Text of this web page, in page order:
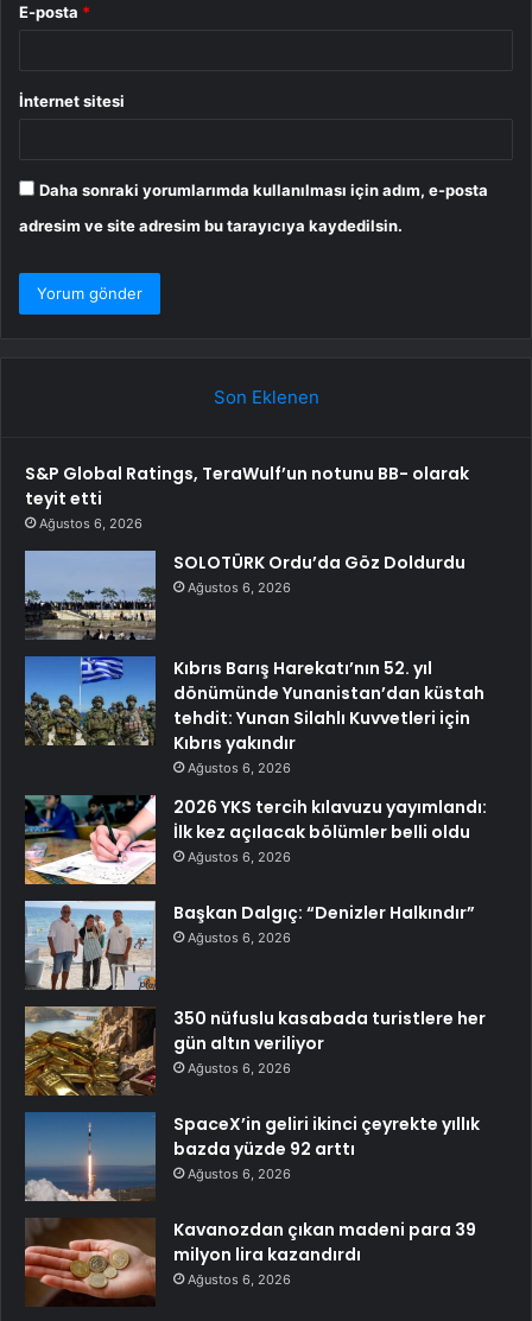
E-posta *
İnternet sitesi
Daha sonraki yorumlarımda kullanılması için adım, e-posta
adresim ve site adresim bu tarayıcıya kaydedilsin.
Son Eklenen
S&P Global Ratings, TeraWulf’un notunu BB- olarak
teyit etti
Ağustos 6, 2026
SOLOTÜRK Ordu’da Göz Doldurdu
Ağustos 6, 2026
Kıbrıs Barış Harekatı’nın 52. yıl
dönümünde Yunanistan’dan küstah
tehdit: Yunan Silahlı Kuvvetleri için
Kıbrıs yakındır
Ağustos 6, 2026
2026 YKS tercih kılavuzu yayımlandı:
İlk kez açılacak bölümler belli oldu
Ağustos 6, 2026
Başkan Dalgıç: “Denizler Halkındır”
Ağustos 6, 2026
350 nüfuslu kasabada turistlere her
gün altın veriliyor
Ağustos 6, 2026
SpaceX’in geliri ikinci çeyrekte yıllık
bazda yüzde 92 arttı
Ağustos 6, 2026
Kavanozdan çıkan madeni para 39
milyon lira kazandırdı
Ağustos 6, 2026